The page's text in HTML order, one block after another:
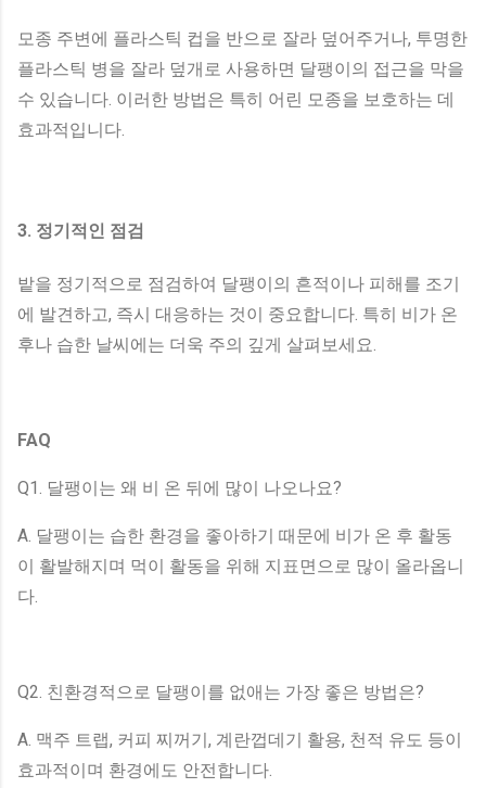
모종 주변에 플라스틱 컵을 반으로 잘라 덮어주거나, 투명한
플라스틱 병을 잘라 덮개로 사용하면 달팽이의 접근을 막을
수 있습니다. 이러한 방법은 특히 어린 모종을 보호하는 데
효과적입니다.
3. 정기적인 점검
밭을 정기적으로 점검하여 달팽이의 흔적이나 피해를 조기
에 발견하고, 즉시 대응하는 것이 중요합니다. 특히 비가 온
후나 습한 날씨에는 더욱 주의 깊게 살펴보세요.
FAQ
Q1. 달팽이는 왜 비 온 뒤에 많이 나오나요?
A. 달팽이는 습한 환경을 좋아하기 때문에 비가 온 후 활동
이 활발해지며 먹이 활동을 위해 지표면으로 많이 올라옵니
다.
Q2. 친환경적으로 달팽이를 없애는 가장 좋은 방법은?
A. 맥주 트랩, 커피 찌꺼기, 계란껍데기 활용, 천적 유도 등이
효과적이며 환경에도 안전합니다.